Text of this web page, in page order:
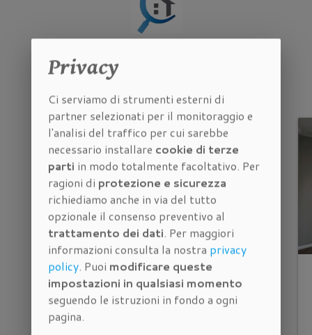
Immobili correlati
Altri appartamenti in vendita a Firenze
Quadrilocale con Terrazza
Abitabile e posto auto in
Vendita a Firenze
Privacy
Ci serviamo di strumenti esterni di
partner selezionati per il monitoraggio e
l'analisi del traffico per cui sarebbe
necessario installare cookie di terze
parti in modo totalmente facoltativo. Per
ragioni di protezione e sicurezza
richiediamo anche in via del tutto
opzionale il consenso preventivo al
trattamento dei dati. Per maggiori
informazioni consulta la nostra privacy
policy. Puoi modificare queste
impostazioni in qualsiasi momento
seguendo le istruzioni in fondo a ogni
pagina.